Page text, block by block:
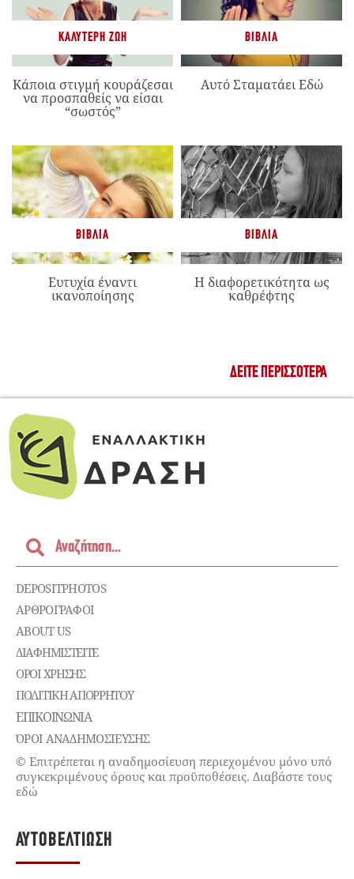
ΚΑΛΎΤΕΡΗ ΖΩΉ
Κάποια στιγμή κουράζεσαι
να προσπαθείς να είσαι
“σωστός”
ΒΙΒΛΊΑ
Αυτό Σταματάει Εδώ
ΒΙΒΛΊΑ
Ευτυχία έναντι
ικανοποίησης
ΒΙΒΛΊΑ
Η διαφορετικότητα ως
καθρέφτης
ΔΕΊΤΕ ΠΕΡΙΣΣΌΤΕΡΑ
DEPOSITPHOTOS
ΑΡΘΡΟΓΡΑΦΟΙ
ABOUT US
ΔΙΑΦΗΜΙΣΤΕΊΤΕ
ΌΡΟΙ ΧΡΉΣΗΣ
ΠΟΛΙΤΙΚΉ ΑΠΟΡΡΉΤΟΥ
ΕΠΙΚΟΙΝΩΝΊΑ
ΌΡΟΙ ΑΝΑΔΗΜΟΣΙΕΥΣΗΣ
© Επιτρέπεται η αναδημοσίευση περιεχομένου μόνο υπό
συγκεκριμένους όρους και προϋποθέσεις. Διαβάστε τους
εδώ
ΑΥΤΟΒΕΛΤΊΩΣΗ